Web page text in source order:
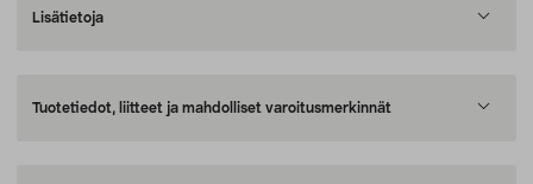
Lisätietoja
Tuotetiedot, liitteet ja mahdolliset varoitusmerkinnät